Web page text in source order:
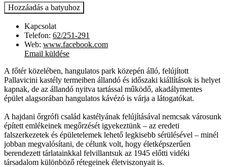
Kapcsolat
Telefon: 62/251-291
Web: www.facebook.com
Email küldése
A főtér közelében, hangulatos park közepén álló, felújított
Pallavicini kastély termeiben állandó és időszaki kiállítások is helyet
kapnak, de az állandó nyitva tartással működő, akadálymentes
épület alagsorában hangulatos kávézó is várja a látogatókat.
A hajdani őrgrófi család kastélyának felújításával nemcsak városunk
épített emlékeinek megőrzését igyekeztünk – az eredeti
falszerkezetek és épületelemek lehető legkisebb sérülésével – minél
jobban megvalósítani, de célunk volt, hogy életképszerűen
berendezett tárlatainkkal felvillantsuk az 1945 előtti vidéki
társadalom különböző rétegeinek életviszonyait is.